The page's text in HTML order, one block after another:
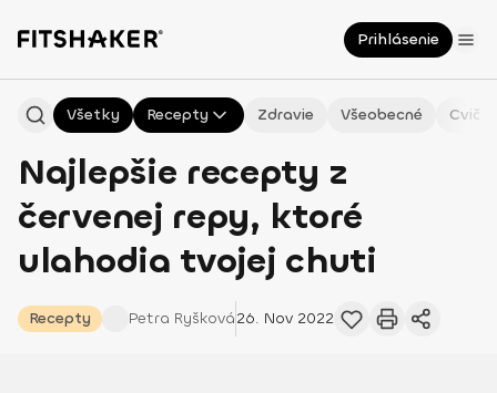
Prihlásenie
Všetky Recepty Zdravie Všeobecné
Najlepšie recepty z
červenej repy, ktoré
ulahodia tvojej chuti
Recepty Petra Ryšková26. Nov 2022